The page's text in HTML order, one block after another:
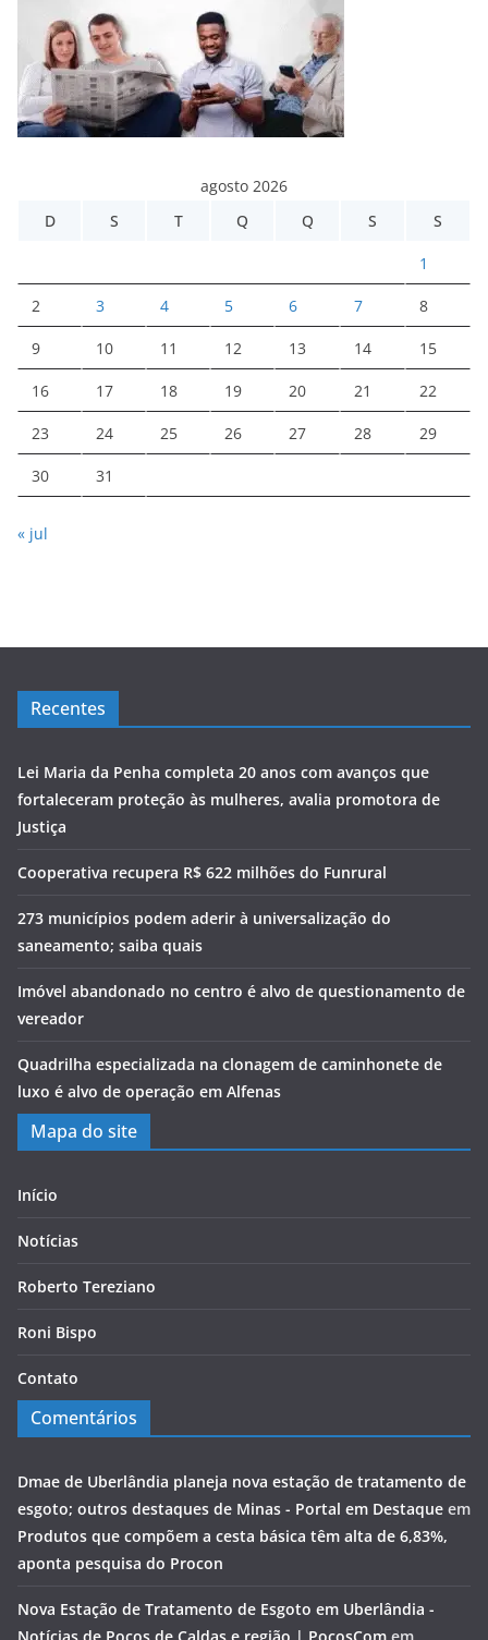
agosto 2026
D
S T Q Q S S
1
2 3 4 5 6 7 8
9 10 11 12 13 14 15
16 17 18 19 20 21 22
23 24 25 26 27 28 29
30 31
« jul
Recentes
Lei Maria da Penha completa 20 anos com avanços que
fortaleceram proteção às mulheres, avalia promotora de
Justiça
Cooperativa recupera R$ 622 milhões do Funrural
273 municípios podem aderir à universalização do
saneamento; saiba quais
Imóvel abandonado no centro é alvo de questionamento de
vereador
Quadrilha especializada na clonagem de caminhonete de
luxo é alvo de operação em Alfenas
Mapa do site
Início
Notícias
Roberto Tereziano
Roni Bispo
Contato
Comentários
Dmae de Uberlândia planeja nova estação de tratamento de
esgoto; outros destaques de Minas - Portal em Destaque em
Produtos que compõem a cesta básica têm alta de 6,83%,
aponta pesquisa do Procon
Nova Estação de Tratamento de Esgoto em Uberlândia -